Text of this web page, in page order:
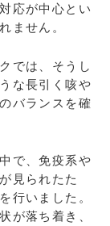
応が中心とい
ません。
では、そうし
な長引く咳や
バランスを確
で、免疫系や
見られたた
行いました。
が落ち着き、